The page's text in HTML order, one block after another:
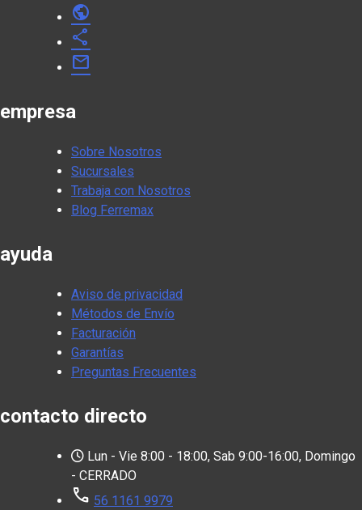
public
share
mail
empresa
Sobre Nosotros
Sucursales
Trabaja con Nosotros
Blog Ferremax
ayuda
Aviso de privacidad
Métodos de Envío
Facturación
Garantías
Preguntas Frecuentes
contacto directo
Lun - Vie 8:00 - 18:00, Sab 9:00-16:00, Domingo
- CERRADO
call 56 1161 9979